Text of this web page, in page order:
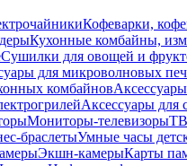
Кофеварки,
Кухонные комбайны,
Сушилки для овощей и
для микроволновых
комбайнов
Аксессуары для
Мониторы-телевизоры
браслетыУмные часы
Экшн-камерыКарты